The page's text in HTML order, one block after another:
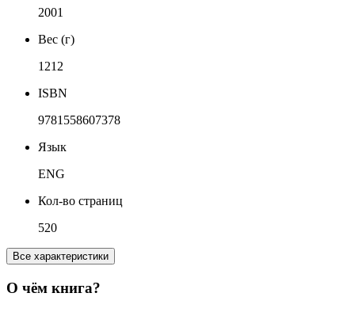
2001
Вес (г)
1212
ISBN
9781558607378
Язык
ENG
Кол-во страниц
520
Все характеристики
О чём книга?